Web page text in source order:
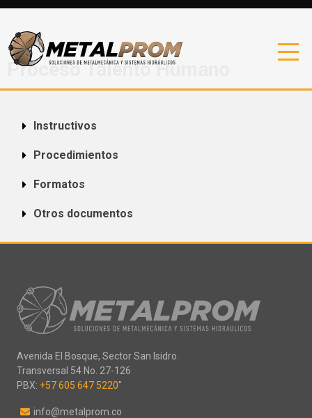
Proceso Talento Humano
Instructivos
Procedimientos
Formatos
Otros documentos
Avenida El Bosque, Sector San Isidro.
Transversal 54 No. 27-126
PBX: +57 605 647 5220"
info@metalprom.co